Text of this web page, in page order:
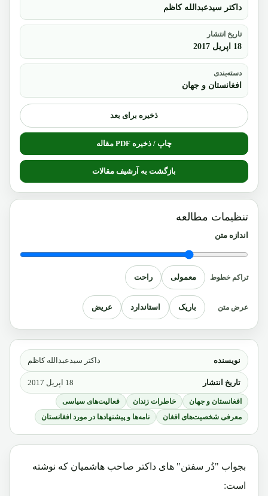
نویسنده داکتر سیدعبدالله کاظم
تاریخ انتشار 18 اپریل 2017
افغانستان و جهان خاطرات زندان
فعالیت‌های سیاسی
معرفی شخصیت‌های افغان
نامه‌ها و پیشنهادها در مورد افغانستان
بجواب "دُر سفتن" های داکتر صاحب هاشمیان که نوشته
است:
داکتر سیدعبدالله کاظم
تاریخ انتشار
18 اپریل 2017
دسته‌بندی
افغانستان و جهان
ذخیره برای بعد
چاپ / ذخیره PDF مقاله
بازگشت به آرشیف مقالات
تنظیمات مطالعه
اندازه متن
تراکم خطوط معمولی راحت
عرض متن باریک استاندارد عریض